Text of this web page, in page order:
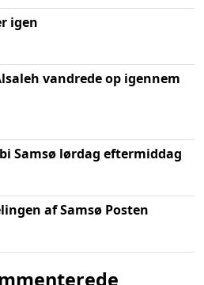
igen
vandrede op igennem
Samsø lørdag eftermiddag
af Samsø Posten